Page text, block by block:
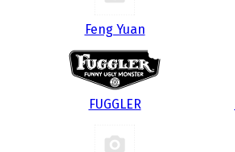
Feng Yuan
FUGGLER